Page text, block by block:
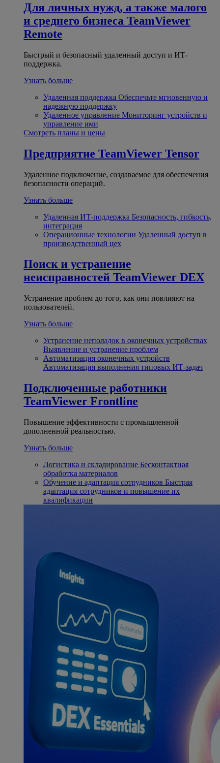
Для личных нужд, а также малого
и среднего бизнеса TeamViewer
Remote
Быстрый и безопасный удаленный доступ и ИТ-
поддержка.
Узнать больше
Удаленная поддержка Обеспечьте мгновенную и
надежную поддержку
Удаленное управление Мониторинг устройств и
управление ими
Смотреть планы и цены
Предприятие TeamViewer Tensor
Удаленное подключение, создаваемое для обеспечения
безопасности операций.
Узнать больше
Удаленная ИТ-поддержка Безопасность, гибкость,
интеграция
Операционные технологии Удаленный доступ в
производственный цех
Поиск и устранение
неисправностей TeamViewer DEX
Устранение проблем до того, как они повлияют на
пользователей.
Узнать больше
Устранение неполадок в оконечных устройствах
Выявление и устранение проблем
Автоматизация оконечных устройств
Автоматизация выполнения типовых ИТ-задач
Подключенные работники
TeamViewer Frontline
Повышение эффективности с промышленной
дополненной реальностью.
Узнать больше
Логистика и складирование Бесконтактная
обработка материалов
Обучение и адаптация сотрудников Быстрая
адаптация сотрудников и повышение их
квалификации